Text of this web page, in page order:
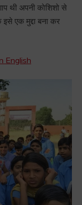
थी अपनी कोशिशो से
एक मुद्दा बना कर
English